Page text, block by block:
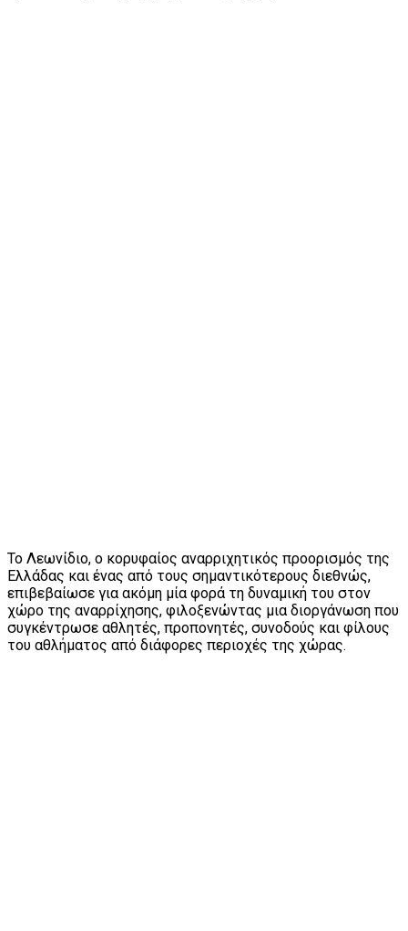
Το Λεωνίδιο, ο κορυφαίος αναρριχητικός προορισμός της
Ελλάδας και ένας από τους σημαντικότερους διεθνώς,
επιβεβαίωσε για ακόμη μία φορά τη δυναμική του στον
χώρο της αναρρίχησης, φιλοξενώντας μια διοργάνωση που
συγκέντρωσε αθλητές, προπονητές, συνοδούς και φίλους
του αθλήματος από διάφορες περιοχές της χώρας.